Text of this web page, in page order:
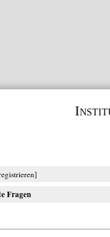
]
Fragen